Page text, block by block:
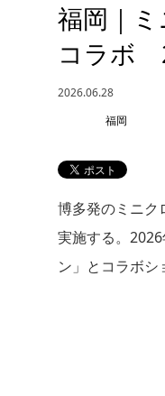
福岡｜
コラボ
2026.06.28
福岡
博多発のミニク
実施する。
ン」とコラボシ